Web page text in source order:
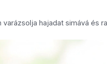
hajadat simává és